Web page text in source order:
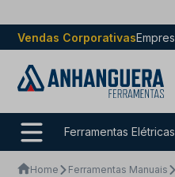
Vendas Corporativas
Ferramentas Elétricas
Home Ferramentas Manuais